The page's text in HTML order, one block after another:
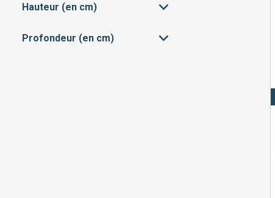
40 60
Hauteur (en cm)
71 90
Profondeur (en cm)